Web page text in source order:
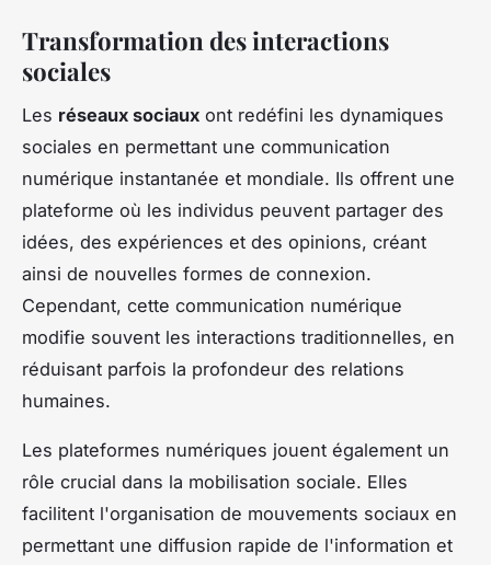
Transformation des interactions
sociales
Les réseaux sociaux ont redéfini les dynamiques
sociales en permettant une communication
numérique instantanée et mondiale. Ils offrent une
plateforme où les individus peuvent partager des
idées, des expériences et des opinions, créant
ainsi de nouvelles formes de connexion.
Cependant, cette communication numérique
modifie souvent les interactions traditionnelles, en
réduisant parfois la profondeur des relations
humaines.
Les plateformes numériques jouent également un
rôle crucial dans la mobilisation sociale. Elles
facilitent l'organisation de mouvements sociaux en
permettant une diffusion rapide de l'information et